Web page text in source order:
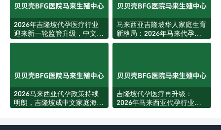
2026年吉隆坡代孕医疗行业
迎来新一轮监管升级，中文家
庭获客环境更加透明规范
马来西亚吉隆坡华人家庭生育
新格局：2026年马来代孕服
务迎来结构性升级
2026马来西亚代孕政策持续
明朗，吉隆坡成中文家庭海外
吉隆坡代孕医疗再升级：
2026年马来西亚代孕行业迎